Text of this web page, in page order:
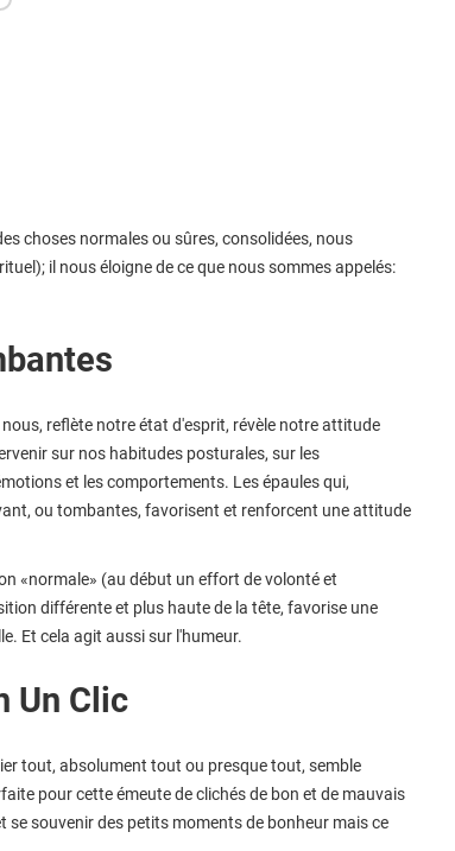
choses normales ou sûres, consolidées, nous
il nous éloigne de ce que nous sommes appelés:
reflète notre état d'esprit, révèle notre attitude
sur nos habitudes posturales, sur les
et les comportements. Les épaules qui,
ou tombantes, favorisent et renforcent une attitude
«normale» (au début un effort de volonté et
différente et plus haute de la tête, favorise une
Et cela agit aussi sur l'humeur.
Un Clic
tout, absolument tout ou presque tout, semble
pour cette émeute de clichés de bon et de mauvais
souvenir des petits moments de bonheur mais ce